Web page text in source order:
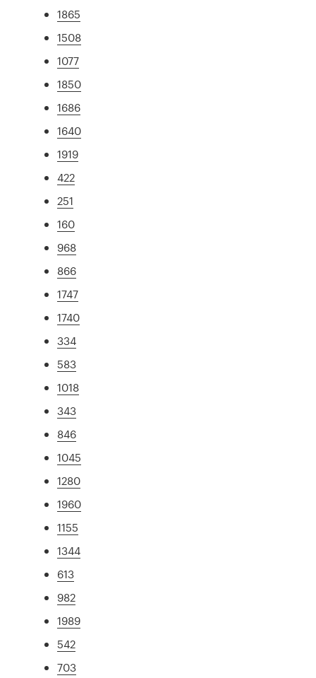
1865
1508
1077
1850
1686
1640
1919
422
251
160
968
866
1747
1740
334
583
1018
343
846
1045
1280
1960
1155
1344
613
982
1989
542
703